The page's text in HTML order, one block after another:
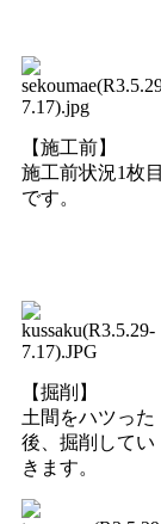
【施工前】
施工前状況1枚目
です。
【掘削】
土間をハツった
後、掘削してい
きます。